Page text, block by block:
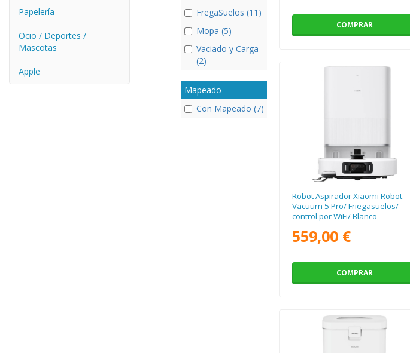
Papelería
Ocio / Deportes /
Mascotas
Apple
FregaSuelos (11)
Mopa (5)
Vaciado y Carga
(2)
Mapeado
Con Mapeado (7)
COMPRAR
Robot Aspirador Xiaomi Robot
Vacuum 5 Pro/ Friegasuelos/
control por WiFi/ Blanco
559,00 €
COMPRAR